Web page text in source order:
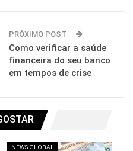
PRÓXIMO POST
Como verificar a saúde
financeira do seu banco
em tempos de crise
NEWS GLOBAL